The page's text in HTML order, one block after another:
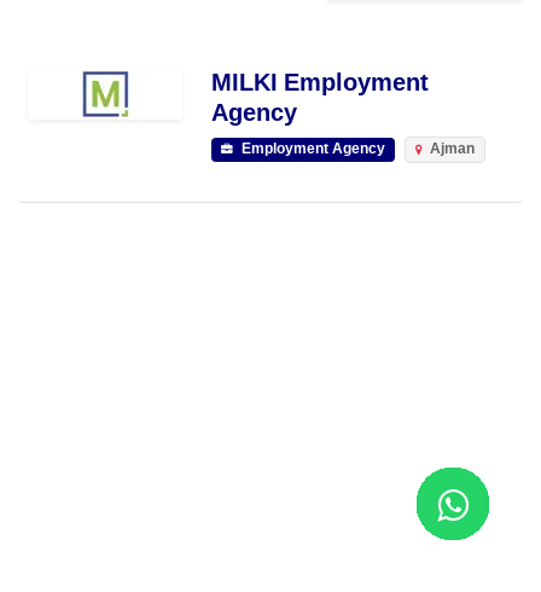
MILKI Employment
Agency
Employment Agency Ajman